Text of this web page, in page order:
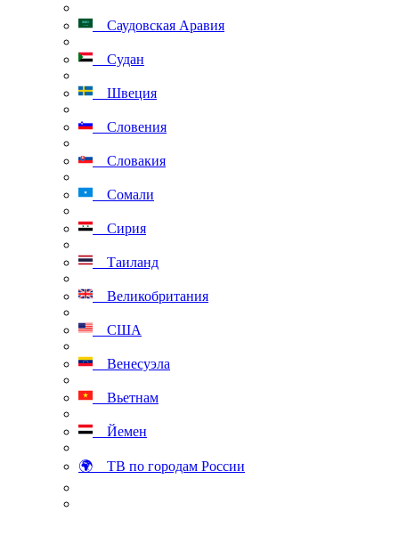
Саудовская Аравия
Судан
Швеция
Словения
Словакия
Сомали
Сирия
Таиланд
Великобритания
США
Венесуэла
Вьетнам
Йемен
🌍 ТВ по городам России